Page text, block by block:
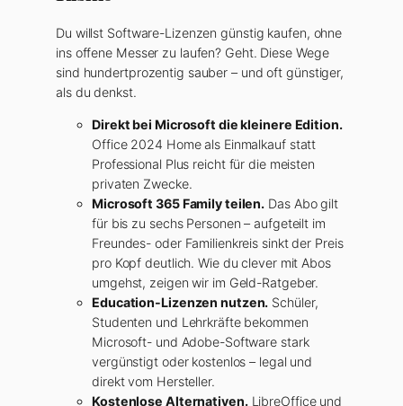
Du willst Software-Lizenzen günstig kaufen, ohne
ins offene Messer zu laufen? Geht. Diese Wege
sind hundertprozentig sauber – und oft günstiger,
als du denkst.
Direkt bei Microsoft die kleinere Edition.
Office 2024 Home als Einmalkauf statt
Professional Plus reicht für die meisten
privaten Zwecke.
Microsoft 365 Family teilen. Das Abo gilt
für bis zu sechs Personen – aufgeteilt im
Freundes- oder Familienkreis sinkt der Preis
pro Kopf deutlich. Wie du clever mit Abos
umgehst, zeigen wir im Geld-Ratgeber.
Education-Lizenzen nutzen. Schüler,
Studenten und Lehrkräfte bekommen
Microsoft- und Adobe-Software stark
vergünstigt oder kostenlos – legal und
direkt vom Hersteller.
Kostenlose Alternativen.LibreOffice und